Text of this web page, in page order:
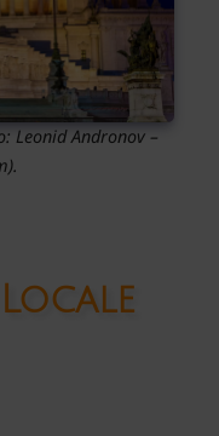
Leonid Andronov –